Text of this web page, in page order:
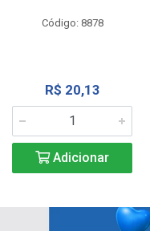
Código: 8878
R$ 20,13
Adicionar